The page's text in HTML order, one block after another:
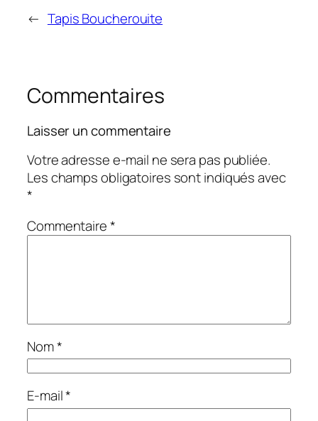
← Tapis Boucherouite
Commentaires
Laisser un commentaire
Votre adresse e-mail ne sera pas publiée.
Les champs obligatoires sont indiqués avec
*
Commentaire*
Nom*
E-mail*